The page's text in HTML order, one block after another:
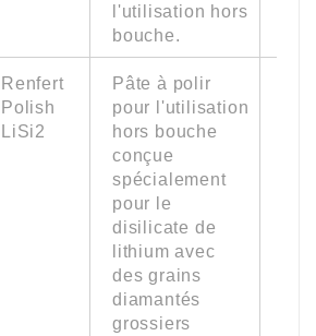
l'utilisation hors
bouche.
Renfert
Polish
LiSi2
Pâte à polir
pour l'utilisation
hors bouche
conçue
spécialement
pour le
disilicate de
lithium avec
des grains
diamantés
grossiers